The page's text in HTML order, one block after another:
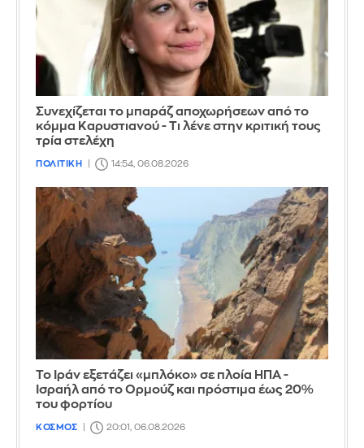
Συνεχίζεται το μπαράζ αποχωρήσεων από το
κόμμα Καρυστιανού - Τι λένε στην κριτική τους
τρία στελέχη
ΠΟΛΙΤΙΚΗ 14:54, 06.08.2026
Το Ιράν εξετάζει «μπλόκο» σε πλοία ΗΠΑ -
Ισραήλ από το Ορμούζ και πρόστιμα έως 20%
του φορτίου
ΚΟΣΜΟΣ 20:01, 06.08.2026